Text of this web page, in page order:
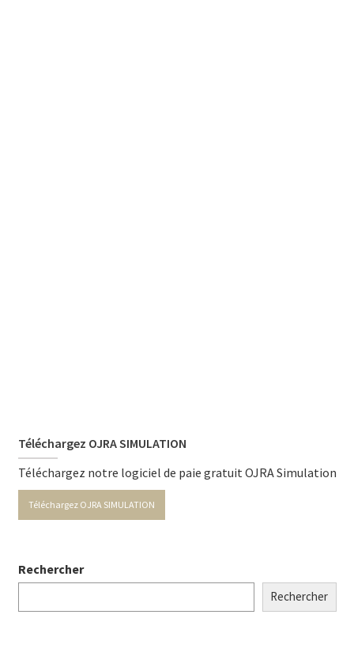
Téléchargez OJRA SIMULATION
Téléchargez notre logiciel de paie gratuit OJRA Simulation
Téléchargez OJRA SIMULATION
Rechercher
Rechercher